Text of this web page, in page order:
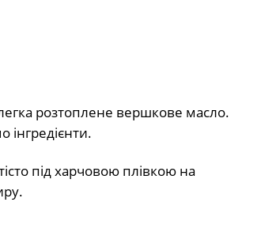
розтоплене вершкове масло.
інгредієнти.
під харчовою плівкою на